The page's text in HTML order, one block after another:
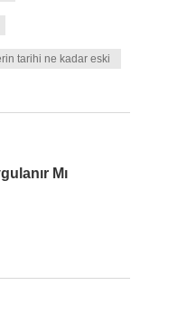
tarihi ne kadar eski
Mı